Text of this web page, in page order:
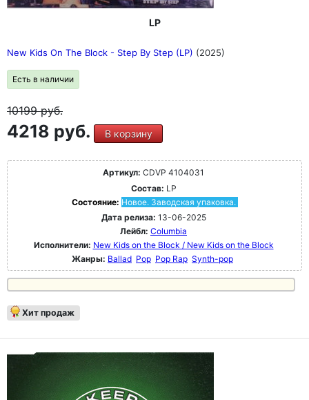
LP
New Kids On The Block - Step By Step (LP) (2025)
Есть в наличии
10199руб.
4218 руб. В корзину
Артикул: CDVP 4104031
Состав: LP
Состояние: Новое. Заводская упаковка.
Дата релиза: 13-06-2025
Лейбл: Columbia
Исполнители: New Kids on the Block / New Kids on the Block
Жанры: Ballad Pop Pop Rap Synth-pop
Хит продаж